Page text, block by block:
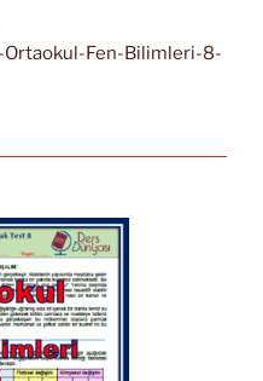
Fen-Bilimleri-8-